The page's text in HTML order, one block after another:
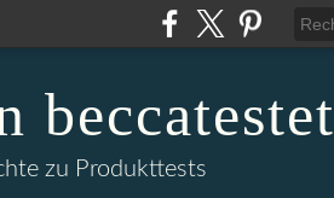
beccatestet
zu Produkttests